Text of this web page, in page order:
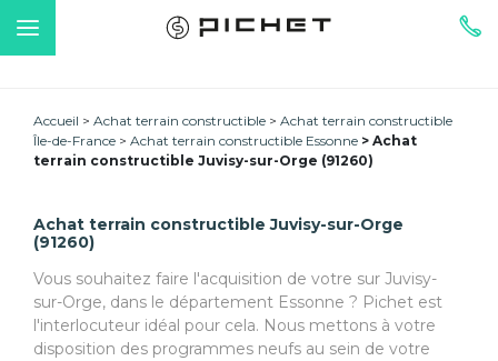
Accueil Achat terrain constructible
Achat terrain constructible
Île-de-France
Achat terrain constructible Essonne
Achat
terrain constructible Juvisy-sur-Orge (91260)
Achat terrain constructible Juvisy-sur-Orge
(91260)
Vous souhaitez faire l'acquisition de votre sur Juvisy-
sur-Orge, dans le département Essonne ? Pichet est
l'interlocuteur idéal pour cela. Nous mettons à votre
disposition des programmes neufs au sein de votre